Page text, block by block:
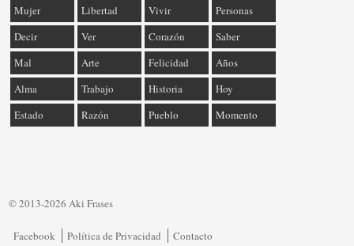
Mujer
Libertad Vivir
Personas
Decir
Ver Corazón
Saber
Mal
Arte Felicidad
Años
Alma
Trabajo Historia
Hoy
Estado
Razón Pueblo Momento
© 2013-2026 Aki Frases
Facebook Política de Privacidad Contacto